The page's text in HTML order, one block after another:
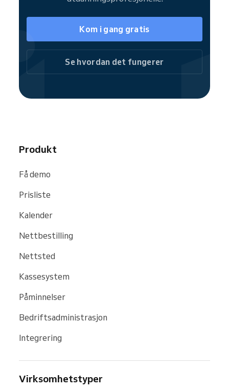
FacebookKom i gang gratis
Se hvordan det fungerer
Produkt
Få demo
Prisliste
Kalender
Nettbestilling
Nettsted
Kassesystem
Påminnelser
Bedriftsadministrasjon
Integrering
Virksomhetstyper